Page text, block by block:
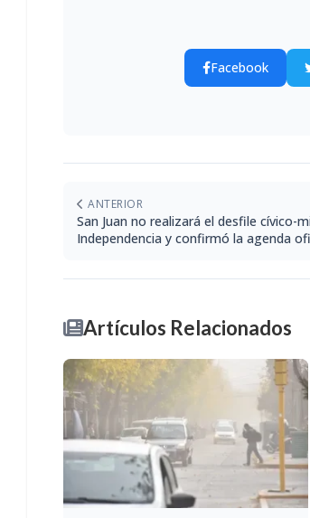
Facebook
ANTERIOR
San Juan no realizará el desfile cívico-
Independencia y confirmó la agenda
Artículos Relacionados